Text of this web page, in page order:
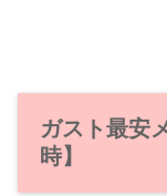
ガスト最安
時】